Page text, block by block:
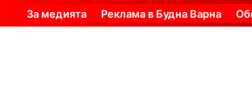
За медията Реклама в Будна Варна